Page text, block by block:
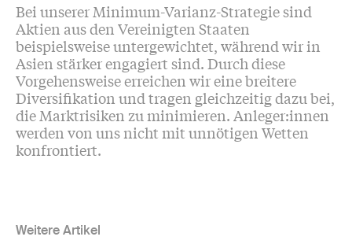
Bei unserer Minimum-Varianz-Strategie sind
Aktien aus den Vereinigten Staaten
beispielsweise untergewichtet, während wir in
Asien stärker engagiert sind. Durch diese
Vorgehensweise erreichen wir eine breitere
Diversifikation und tragen gleichzeitig dazu bei,
die Marktrisiken zu minimieren. Anleger:innen
werden von uns nicht mit unnötigen Wetten
konfrontiert.
Weitere Artikel